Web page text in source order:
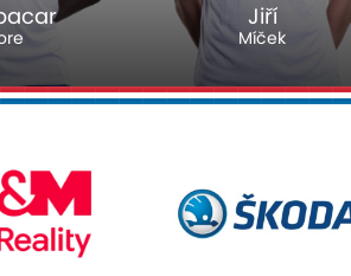
Jiří
Míček